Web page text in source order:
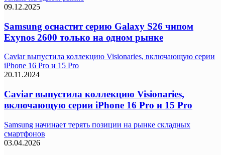
09.12.2025
Samsung оснастит серию Galaxy S26 чипом
Exynos 2600 только на одном рынке
Caviar выпустила коллекцию Visionaries, включающую серии
iPhone 16 Pro и 15 Pro
20.11.2024
Caviar выпустила коллекцию Visionaries,
включающую серии iPhone 16 Pro и 15 Pro
Samsung начинает терять позиции на рынке складных
смартфонов
03.04.2026